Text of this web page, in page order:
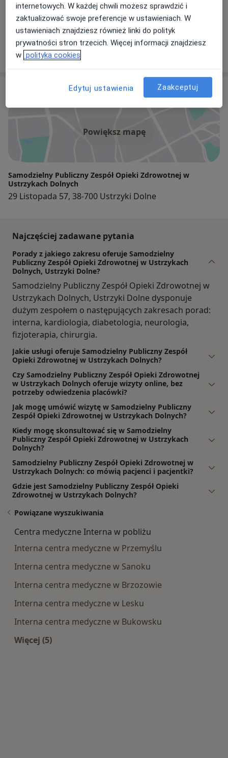
Stanisław Skiba
Chirurg
Powiększ mapę
Samodzielny Publiczny Zespół Opieki Zdrowotnej w
Ustrzykach Dolnych
29 Listopada 57, 38-700 Ustrzyki Dolne
Najczęściej zadawane pytania
Porady z jakiego zakresu oferuje Samodzielny
Publiczny Zespół Opieki Zdrowotnej w Ustrzykach
Dolnych, Ustrzyki Dolne?
Samodzielny Publiczny Zespół Opieki Zdrowotnej w
Ustrzykach Dolnych, Ustrzyki Dolne dysponuje
dużym zespołem o następujących zakresach porad:
interna, kardiologia, diabetologia, neurologia,
fizjoterapia, chirurgia.
Jakie usługi oferuje Samodzielny Publiczny Zespół
Opieki Zdrowotnej w Ustrzykach Dolnych?
Czy Samodzielny Publiczny Zespół Opieki Zdrowotnej
w Ustrzykach Dolnych oferuje wizyty online, bez
potrzeby odwiedzenia placówki?
Jak mogę umówić wizytę w Samodzielny Publiczny
Zespół Opieki Zdrowotnej w Ustrzykach Dolnych?
Kiedy mogę skonsultować się w Samodzielny
Publiczny Zespół Opieki Zdrowotnej w Ustrzykach
Dolnych?
Samodzielny Publiczny Zespół Opieki Zdrowotnej w
Ustrzykach Dolnych: co mówią pacjenci i pacjentki?
Gdzie jest Samodzielny Publiczny Zespół Opieki
Zdrowotnej w Ustrzykach Dolnych?
Powiązane wyszukiwania
Centra medyczne Interna w pobliżu
Interna centra medyczne w Przemyślu
Interna centra medyczne w Sanoku
Interna centra medyczne w Brzozowie
Interna centra medyczne w Lesku
Interna centra medyczne w Bukowsku
Więcej (5)
internetowych. W każdej chwili możesz sprawdzić i
zaktualizować swoje preferencje w ustawieniach. W
ustawieniach znajdziesz również linki do polityk
prywatności stron trzecich. Więcej informacji znajdziesz
w polityka cookies
Edytuj ustawienia Zaakceptuj